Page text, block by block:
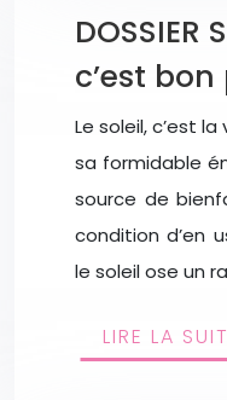
DOSSIER
c’est
Le soleil, c’est
sa formidable
source de
condition d’en
le soleil ose un
LIRE LA